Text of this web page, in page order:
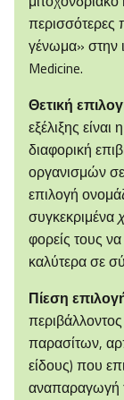
περισσότερες
γένωμα» στην
Medicine.
Θετική
εξέλιξης
διαφορική
οργανισμών
επιλογή
συγκεκριμένα
φορείς τους
καλύτερα σε
Πίεση
παρασίτων,
είδους) που
αναπαραγωγή